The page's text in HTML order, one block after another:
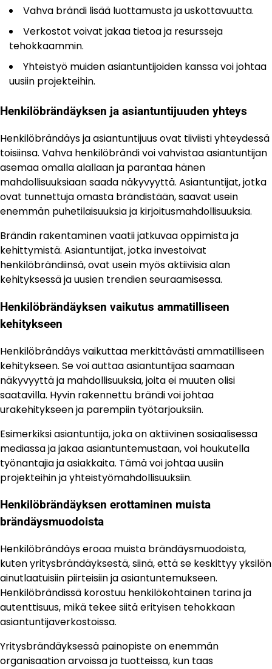
Vahva brändi lisää luottamusta ja uskottavuutta.
Verkostot voivat jakaa tietoa ja resursseja
tehokkaammin.
Yhteistyö muiden asiantuntijoiden kanssa voi johtaa
uusiin projekteihin.
Henkilöbrändäyksen ja asiantuntijuuden yhteys
Henkilöbrändäys ja asiantuntijuus ovat tiiviisti yhteydessä
toisiinsa. Vahva henkilöbrändi voi vahvistaa asiantuntijan
asemaa omalla alallaan ja parantaa hänen
mahdollisuuksiaan saada näkyvyyttä. Asiantuntijat, jotka
ovat tunnettuja omasta brändistään, saavat usein
enemmän puhetilaisuuksia ja kirjoitusmahdollisuuksia.
Brändin rakentaminen vaatii jatkuvaa oppimista ja
kehittymistä. Asiantuntijat, jotka investoivat
henkilöbrändiinsä, ovat usein myös aktiivisia alan
kehityksessä ja uusien trendien seuraamisessa.
Henkilöbrändäyksen vaikutus ammatilliseen
kehitykseen
Henkilöbrändäys vaikuttaa merkittävästi ammatilliseen
kehitykseen. Se voi auttaa asiantuntijaa saamaan
näkyvyyttä ja mahdollisuuksia, joita ei muuten olisi
saatavilla. Hyvin rakennettu brändi voi johtaa
urakehitykseen ja parempiin työtarjouksiin.
Esimerkiksi asiantuntija, joka on aktiivinen sosiaalisessa
mediassa ja jakaa asiantuntemustaan, voi houkutella
työnantajia ja asiakkaita. Tämä voi johtaa uusiin
projekteihin ja yhteistyömahdollisuuksiin.
Henkilöbrändäyksen erottaminen muista
brändäysmuodoista
Henkilöbrändäys eroaa muista brändäysmuodoista,
kuten yritysbrändäyksestä, siinä, että se keskittyy yksilön
ainutlaatuisiin piirteisiin ja asiantuntemukseen.
Henkilöbrändissä korostuu henkilökohtainen tarina ja
autenttisuus, mikä tekee siitä erityisen tehokkaan
asiantuntijaverkostoissa.
Yritysbrändäyksessä painopiste on enemmän
organisaation arvoissa ja tuotteissa, kun taas